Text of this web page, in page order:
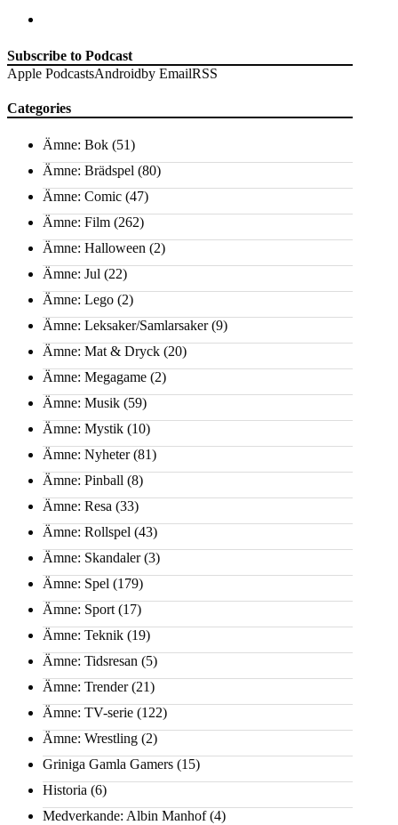
Subscribe to Podcast
Apple PodcastsAndroidby EmailRSS
Categories
Ämne: Bok (51)
Ämne: Brädspel (80)
Ämne: Comic (47)
Ämne: Film (262)
Ämne: Halloween (2)
Ämne: Jul (22)
Ämne: Lego (2)
Ämne: Leksaker/Samlarsaker(9)
Ämne: Mat & Dryck (20)
Ämne: Megagame (2)
Ämne: Musik (59)
Ämne: Mystik (10)
Ämne: Nyheter(81)
Ämne: Pinball (8)
Ämne: Resa (33)
Ämne: Rollspel (43)
Ämne: Skandaler(3)
Ämne: Spel (179)
Ämne: Sport (17)
Ämne: Teknik (19)
Ämne: Tidsresan (5)
Ämne: Trender(21)
Ämne: TV-serie (122)
Ämne: Wrestling (2)
Griniga Gamla Gamers (15)
Historia (6)
Medverkande: Albin Manhof(4)